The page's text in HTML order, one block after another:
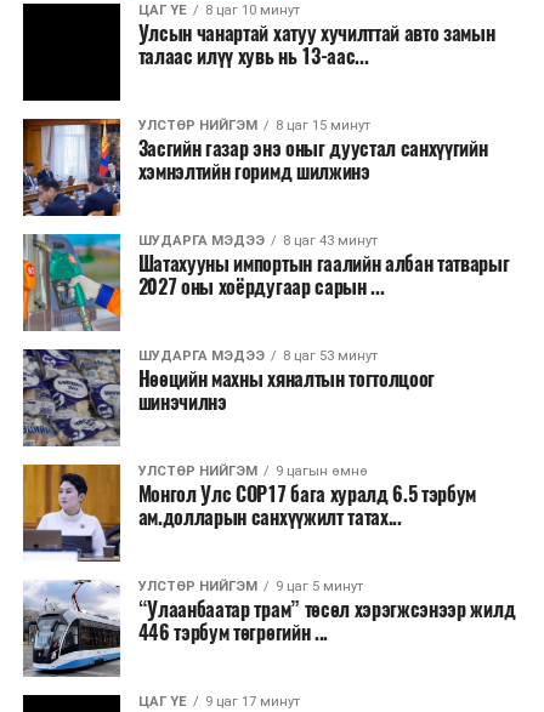
зогсоолуудыг түшиглэсэн худалдаа, үйлчилгээ, орон
сууцны шинэ бүсүүд бий болох боломжтой. Үүний
зэрэгцээ ажлын байр нэмэгдэх, жижиг, дунд
бизнесийн үйл ажиллагаа өргөжих, үл хөдлөх
хөрөнгийн үнэ цэнэ өсөх зэрэг эдийн засгийн эерэг
үр нөлөө үзүүлнэ гэж тооцсон байна.
Трамвай нь цахилгаан эрчим хүчээр ажилладаг тул
ашиглалтын явцад агаар бохирдуулагч бодис шууд
ялгаруулахгүй. Иргэд хувийн автомашинаас их
багтаамжийн нийтийн тээвэрт шилжсэнээр замын
хөдөлгөөний ачаалал, нүүрстөрөгчийн давхар исэл
болон бусад хүлэмжийн хийн ялгарлыг бууруулах ач
холбогдолтой.
Түгжрэлээс үүдэлтэй эдийн засгийн алдагдлыг
тооцоход нэг автомашин өдөрт дунджаар 2.5 цаг
түгжрэлд саатахдаа 3.45 литр шатахууныг үр ашиггүй
зарцуулдаг байна. Ингэснээр нэг жолооч өдөрт
8,238.6 төгрөг, жилд 1.7 сая гаруй төгрөгийн
шатахууны зардлыг зөвхөн түгжрэлд алддаг аж.
“Улаанбаатар трам” төсөл хэрэгжиж, авто замын
ачаалал буурснаар трассын дагуух автомашинуудын
шатахууны хэмнэлт жилд 446 тэрбум төгрөгт хүрэх
ЦАГ ҮЕ 8 цаг 10 минут
Улсын чанартай хатуу хучилттай авто замын
талаас илүү хувь нь 13-аас...
УЛСТӨР НИЙГЭМ 8 цаг 15 минут
Засгийн газар энэ оныг дуустал санхүүгийн
хэмнэлтийн горимд шилжинэ
ШУДАРГА МЭДЭЭ 8 цаг 43 минут
Шатахууны импортын гаалийн албан татварыг
2027 оны хоёрдугаар сарын ...
ШУДАРГА МЭДЭЭ 8 цаг 53 минут
Нөөцийн махны хяналтын тогтолцоог
шинэчилнэ
УЛСТӨР НИЙГЭМ 9 цагын өмнө
Монгол Улс COP17 бага хуралд 6.5 тэрбум
ам.долларын санхүүжилт татах...
УЛСТӨР НИЙГЭМ 9 цаг 5 минут
“Улаанбаатар трам” төсөл хэрэгжсэнээр жилд
446 тэрбум төгрөгийн ...
ЦАГ ҮЕ 9 цаг 17 минут